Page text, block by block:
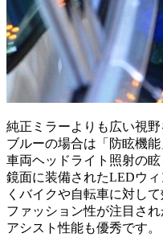
純正ミラーよりも広い視
ブルーの場合は「防眩機
車両ヘッドライト照射の眩
鏡面に装備されたLEDウ
くバイクや自転車に対して
ファッション性が注目さ
アシスト性能も優秀です。